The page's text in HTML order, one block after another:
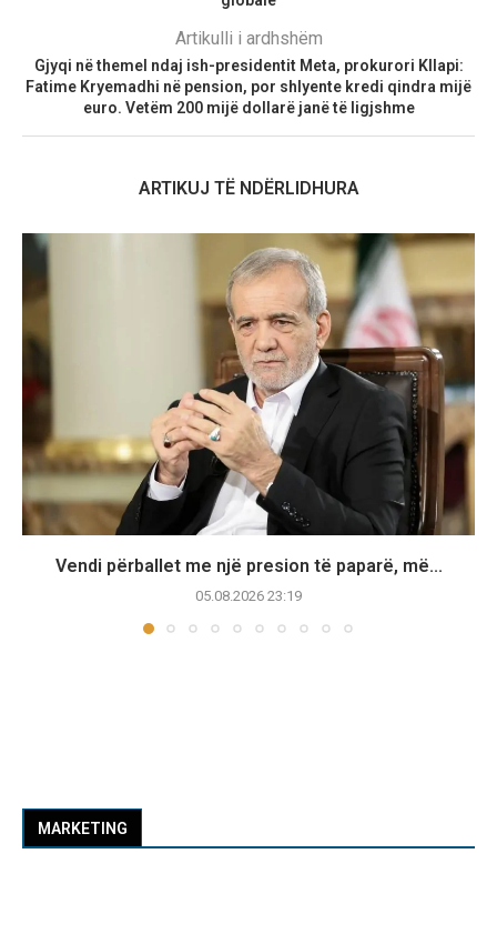
Artikulli i ardhshëm
Gjyqi në themel ndaj ish-presidentit Meta, prokurori Kllapi:
Fatime Kryemadhi në pension, por shlyente kredi qindra mijë
euro. Vetëm 200 mijë dollarë janë të ligjshme
ARTIKUJ TË NDËRLIDHURA
Vendi përballet me një presion të paparë, më...
05.08.2026 23:19
MARKETING